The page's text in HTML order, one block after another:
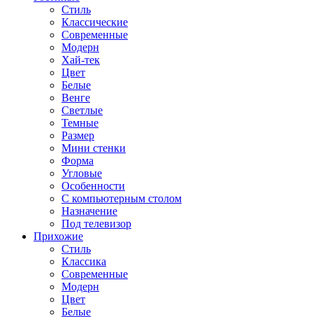
Стиль
Классические
Современные
Модерн
Хай-тек
Цвет
Белые
Венге
Светлые
Темные
Размер
Мини стенки
Форма
Угловые
Особенности
С компьютерным столом
Назначение
Под телевизор
Прихожие
Стиль
Классика
Современные
Модерн
Цвет
Белые